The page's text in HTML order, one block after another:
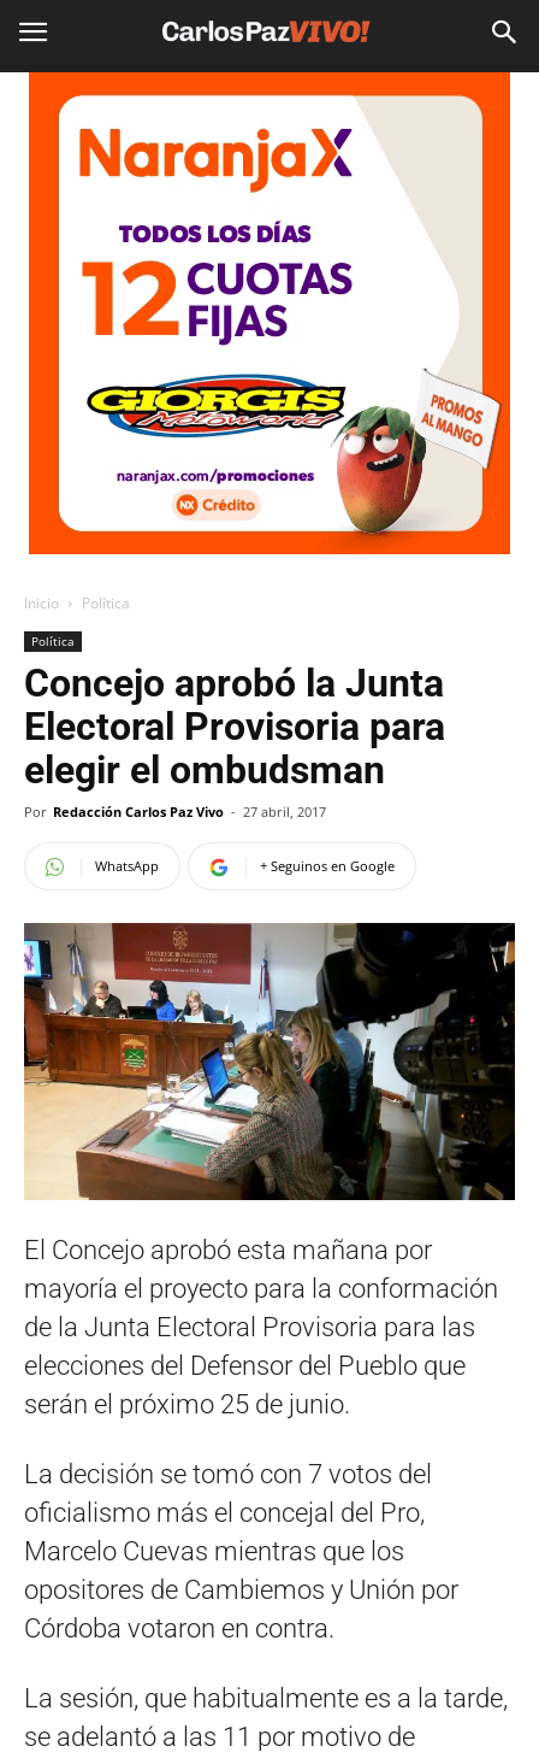
Inicio Política
Política
Concejo aprobó la Junta
Electoral Provisoria para
elegir el ombudsman
Por Redacción Carlos Paz Vivo - 27 abril, 2017
WhatsApp + Seguinos en Google
El Concejo aprobó esta mañana por
mayoría el proyecto para la conformación
de la Junta Electoral Provisoria para las
elecciones del Defensor del Pueblo que
serán el próximo 25 de junio.
La decisión se tomó con 7 votos del
oficialismo más el concejal del Pro,
Marcelo Cuevas mientras que los
opositores de Cambiemos y Unión por
Córdoba votaron en contra.
La sesión, que habitualmente es a la tarde,
se adelantó a las 11 por motivo de